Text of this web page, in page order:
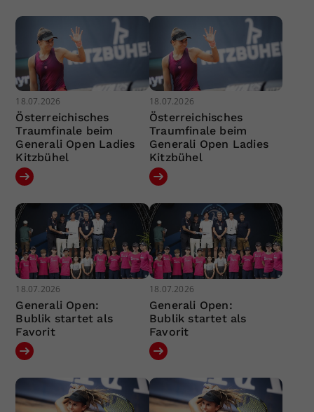
18.07.2026
Österreichisches
Traumfinale beim
Generali Open Ladies
Kitzbühel
18.07.2026
Österreichisches
Traumfinale beim
Generali Open Ladies
Kitzbühel
18.07.2026
Generali Open:
Bublik startet als
Favorit
18.07.2026
Generali Open:
Bublik startet als
Favorit